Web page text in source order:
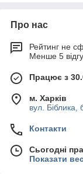
Про нас
Рейтинг не
Менше 5
Працює з
м. Харків
вул. Біблика,
Контакти
Сьогодні
Показати